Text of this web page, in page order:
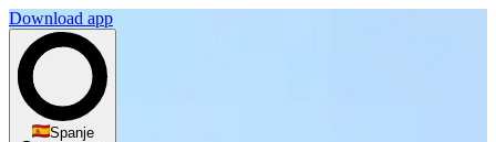
Download app
Spanje